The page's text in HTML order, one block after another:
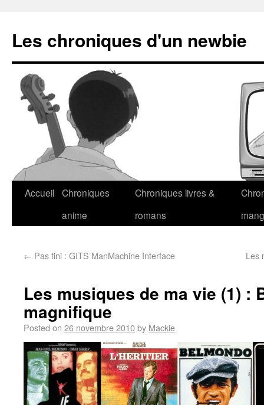
Les chroniques d'un newbie
Accueil Chroniques
anime
Chroniques livres &
romans
← Pas fini : GITS ManMachine Interface Les
Les musiques de ma vie (1) :
magnifique
Posted on 26 novembre 2010by Mackie